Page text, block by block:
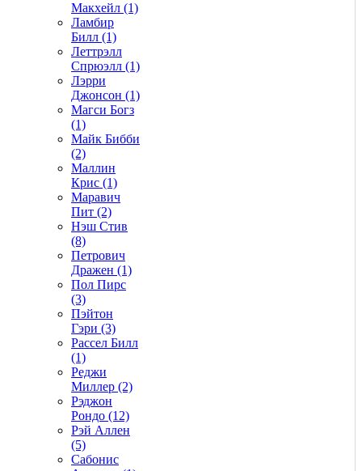
Макхейл (1)
Ламбир
Билл (1)
Леттрэлл
Спрюэлл (1)
Лэрри
Джонсон (1)
Магси Богз
(1)
Майк Бибби
(2)
Маллин
Крис (1)
Маравич
Пит (2)
Нэш Стив
(8)
Петрович
Дражен (1)
Пол Пирс
(3)
Пэйтон
Гэри (3)
Рассел Билл
(1)
Реджи
Миллер (2)
Рэджон
Рондо (12)
Рэй Аллен
(5)
Сабонис